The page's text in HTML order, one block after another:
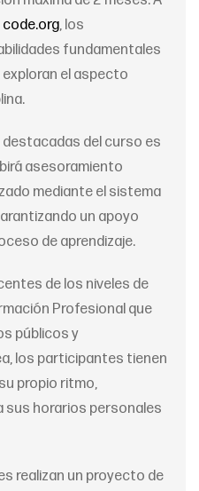
code.org, los
fundamentales
el aspecto
del curso es
asesoramiento
mediante el sistema
un apoyo
de aprendizaje.
de los niveles de
Profesional que
públicos y
los participantes tienen
propio ritmo,
sus horarios personales
realizan un proyecto de